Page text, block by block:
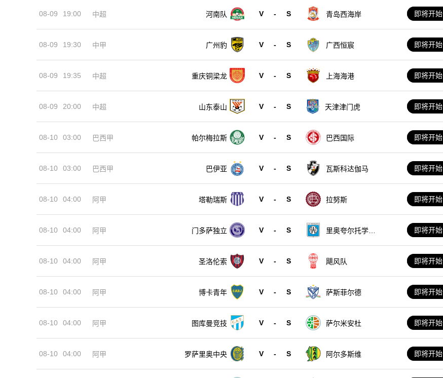
08-09 19:00 中超 河南队 V - S 青岛西海岸 即将开始
08-09 19:30 中甲 广州豹 V - S 广西恒宸 即将开始
08-09 19:35 中超 重庆铜梁龙 V - S 上海海港 即将开始
08-09 20:00 中超 山东泰山 V - S 天津津门虎 即将开始
08-10 03:00 巴西甲 帕尔梅拉斯 V - S 巴西国际 即将开始
08-10 03:00 巴西甲 巴伊亚 V - S 瓦斯科达伽马 即将开始
08-10 04:00 阿甲 塔勒瑞斯 V - S 拉努斯 即将开始
08-10 04:00 阿甲 门多萨独立 V - S
里奥夸尔托学生
即将开始
08-10 04:00 阿甲 圣洛伦索 V - S 飓风队 即将开始
08-10 04:00 阿甲 博卡青年 V - S 萨斯菲尔德 即将开始
08-10 04:00 阿甲 图库曼竞技 V - S 萨尔米安杜 即将开始
08-10 04:00 阿甲 罗萨里奥中央 V - S 阿尔多斯维 即将开始